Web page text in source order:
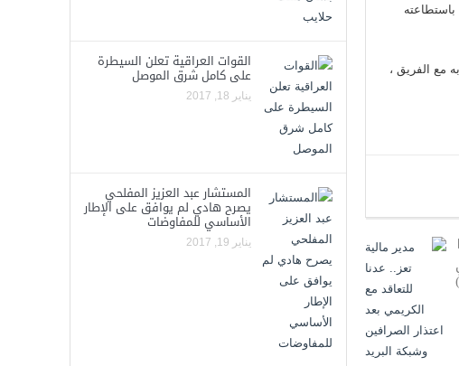
باستطاعته
مع الفريق ،
القوات العراقية تعلن السيطرة
على كامل شرق الموصل
يناير 18, 2017
المستشار عبد العزيز المفلحي
يصرح هادي لم يوافق على الإطار
الأساسي للمفاوضات
يناير 19, 2017